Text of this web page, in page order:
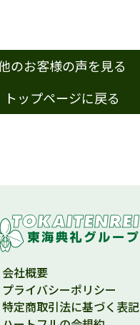
のお客様の声を見る
トップページに戻る
会社概要
プライバシーポリシー
特定商取引法に基づく表記